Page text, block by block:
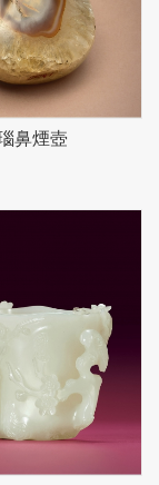
鼻煙壺